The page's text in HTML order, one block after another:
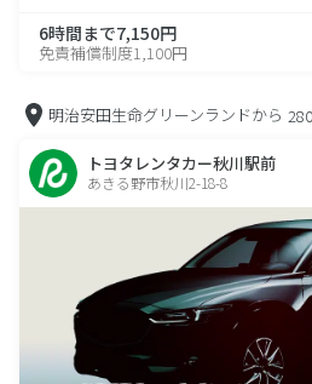
6時間まで7,150円
免責補償制度1,100円
明治安田生命グリーンランドから
トヨタレンタカー秋川駅前
あきる野市秋川2-18-8